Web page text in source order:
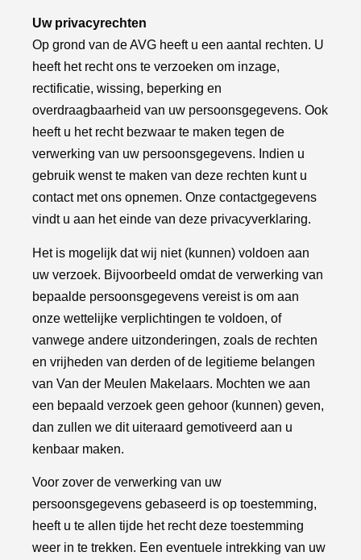
Uw privacyrechten
Op grond van de AVG heeft u een aantal rechten. U
heeft het recht ons te verzoeken om inzage,
rectificatie, wissing, beperking en
overdraagbaarheid van uw persoonsgegevens. Ook
heeft u het recht bezwaar te maken tegen de
verwerking van uw persoonsgegevens. Indien u
gebruik wenst te maken van deze rechten kunt u
contact met ons opnemen. Onze contactgegevens
vindt u aan het einde van deze privacyverklaring.
Het is mogelijk dat wij niet (kunnen) voldoen aan
uw verzoek. Bijvoorbeeld omdat de verwerking van
bepaalde persoonsgegevens vereist is om aan
onze wettelijke verplichtingen te voldoen, of
vanwege andere uitzonderingen, zoals de rechten
en vrijheden van derden of de legitieme belangen
van Van der Meulen Makelaars. Mochten we aan
een bepaald verzoek geen gehoor (kunnen) geven,
dan zullen we dit uiteraard gemotiveerd aan u
kenbaar maken.
Voor zover de verwerking van uw
persoonsgegevens gebaseerd is op toestemming,
heeft u te allen tijde het recht deze toestemming
weer in te trekken. Een eventuele intrekking van uw